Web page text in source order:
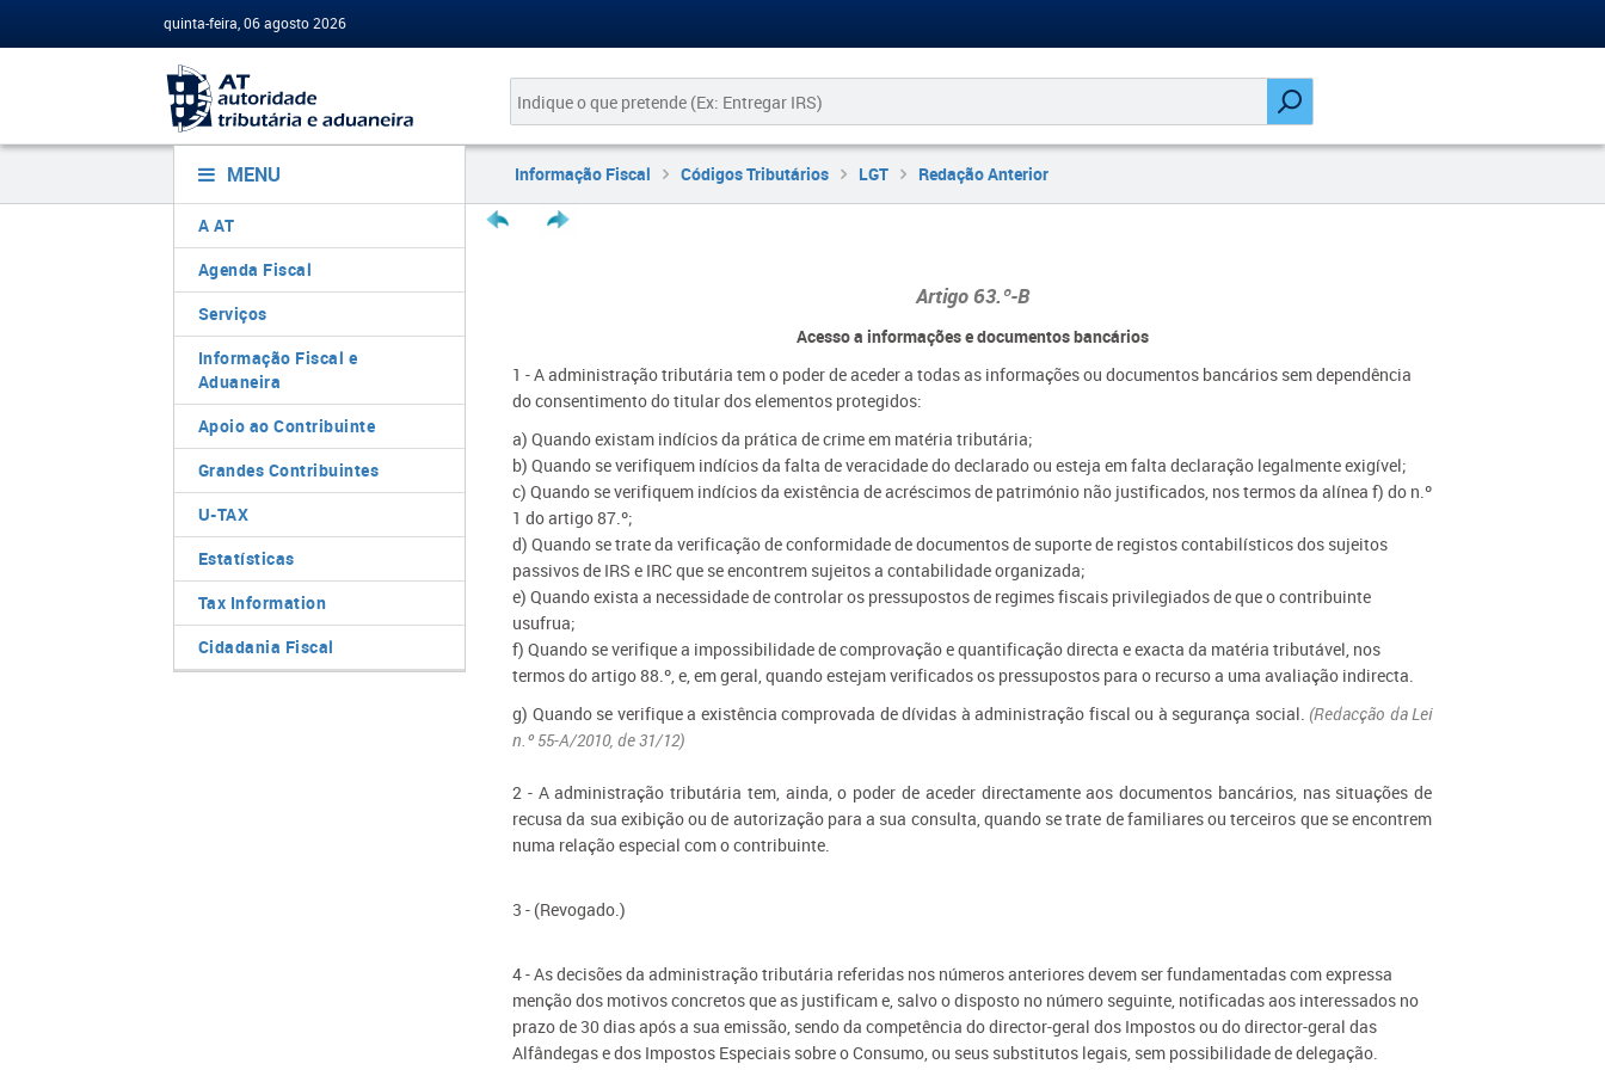
quinta-feira, 06 agosto 2026
MENU
A AT
Agenda Fiscal
Serviços
Informação Fiscal e
Aduaneira
Apoio ao Contribuinte
Grandes Contribuintes
U-TAX
Estatísticas
Tax Information
Cidadania Fiscal
Informação Fiscal Códigos Tributários LGT Redação Anterior
Artigo 63.º-B
Acesso a informações e documentos bancários
1 - A administração tributária tem o poder de aceder a todas as informações ou documentos bancários sem dependência
do consentimento do titular dos elementos protegidos:
a) Quando existam indícios da prática de crime em matéria tributária;
b) Quando se verifiquem indícios da falta de veracidade do declarado ou esteja em falta declaração legalmente exigível;
c) Quando se verifiquem indícios da existência de acréscimos de património não justificados, nos termos da alínea f) do n.º
1 do artigo 87.º;
d) Quando se trate da verificação de conformidade de documentos de suporte de registos contabilísticos dos sujeitos
passivos de IRS e IRC que se encontrem sujeitos a contabilidade organizada;
e) Quando exista a necessidade de controlar os pressupostos de regimes fiscais privilegiados de que o contribuinte
usufrua;
f) Quando se verifique a impossibilidade de comprovação e quantificação directa e exacta da matéria tributável, nos
termos do artigo 88.º, e, em geral, quando estejam verificados os pressupostos para o recurso a uma avaliação indirecta.
g) Quando se verifique a existência comprovada de dívidas à administração fiscal ou à segurança social. (Redacção da Lei
n.º 55-A/2010, de 31/12)
2 - A administração tributária tem, ainda, o poder de aceder directamente aos documentos bancários, nas situações de
recusa da sua exibição ou de autorização para a sua consulta, quando se trate de familiares ou terceiros que se encontrem
numa relação especial com o contribuinte.
3 - (Revogado.)
4 - As decisões da administração tributária referidas nos números anteriores devem ser fundamentadas com expressa
menção dos motivos concretos que as justificam e, salvo o disposto no número seguinte, notificadas aos interessados no
prazo de 30 dias após a sua emissão, sendo da competência do director-geral dos Impostos ou do director-geral das
Alfândegas e dos Impostos Especiais sobre o Consumo, ou seus substitutos legais, sem possibilidade de delegação.